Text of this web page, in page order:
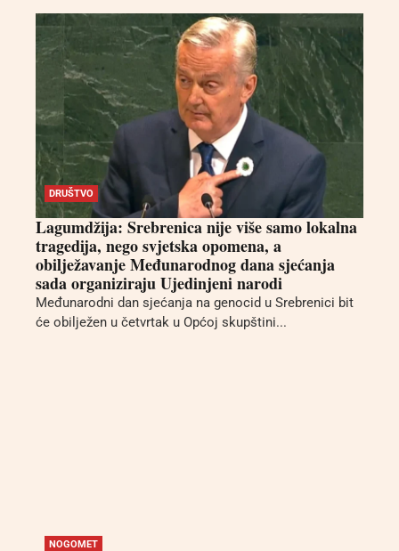
DRUŠTVO
Lagumdžija: Srebrenica nije više samo lokalna
tragedija, nego svjetska opomena, a
obilježavanje Međunarodnog dana sjećanja
sada organiziraju Ujedinjeni narodi
Međunarodni dan sjećanja na genocid u Srebrenici bit
će obilježen u četvrtak u Općoj skupštini...
NOGOMET